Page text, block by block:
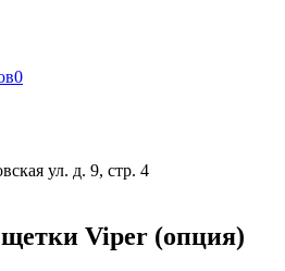
0
ул. д. 9, стр. 4
Viper (опция)